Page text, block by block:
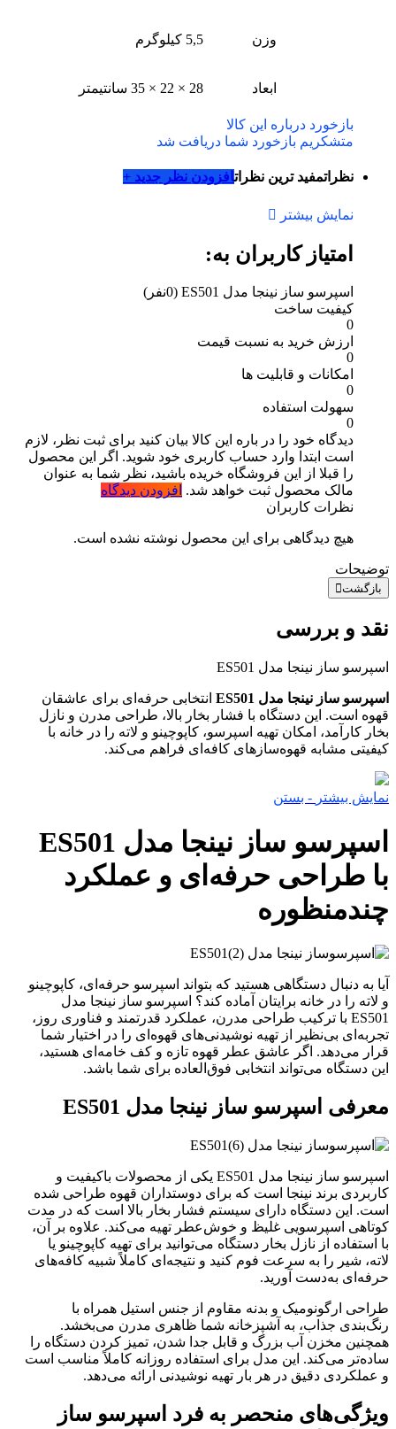
وزن 5,5 کیلوگرم
ابعاد 28 × 22 × 35 سانتیمتر
بازخورد درباره این کالا
متشکریم بازخورد شما دریافت شد
نظراتمفید ترین نظراتافزودن نظر جدید +
نمایش بیشتر
امتیاز کاربران به:
اسپرسو ساز نینجا مدل ES501
(0نفر)
کیفیت ساخت
0
ارزش خرید به نسبت قیمت
0
امکانات و قابلیت ها
0
سهولت استفاده
0
دیدگاه خود را در باره این کالا بیان کنید برای ثبت نظر، لازم
است ابتدا وارد حساب کاربری خود شوید. اگر این محصول
را قبلا از این فروشگاه خریده باشید، نظر شما به عنوان
مالک محصول ثبت خواهد شد. افزودن دیدگاه
نظرات کاربران
هیچ دیدگاهی برای این محصول نوشته نشده است.
توضیحات
بازگشت
نقد و بررسی
اسپرسو ساز نینجا مدل ES501
اسپرسو ساز نینجا مدل ES501
انتخابی حرفه‌ای برای عاشقان
قهوه است. این دستگاه با فشار بخار بالا، طراحی مدرن و نازل
بخار کارآمد، امکان تهیه اسپرسو، کاپوچینو و لاته را در خانه با
کیفیتی مشابه قهوه‌سازهای کافه‌ای فراهم می‌کند.
نمایش بیشتر - بستن
اسپرسو ساز نینجا مدل ES501
با طراحی حرفه‌ای و عملکرد
چندمنظوره
آیا به دنبال دستگاهی هستید که بتواند اسپرسو حرفه‌ای، کاپوچینو
و لاته را در خانه برایتان آماده کند؟ اسپرسو ساز نینجا مدل
ES501 با ترکیب طراحی مدرن، عملکرد قدرتمند و فناوری روز،
تجربه‌ای بی‌نظیر از تهیه نوشیدنی‌های قهوه‌ای را در اختیار شما
قرار می‌دهد. اگر عاشق عطر قهوه تازه و کف خامه‌ای هستید،
این دستگاه می‌تواند انتخابی فوق‌العاده برای شما باشد.
معرفی اسپرسو ساز نینجا مدل ES501
اسپرسو ساز نینجا مدل ES501 یکی از محصولات باکیفیت و
کاربردی برند نینجا است که برای دوستداران قهوه طراحی شده
است. این دستگاه دارای سیستم فشار بخار بالا است که در مدت
کوتاهی اسپرسویی غلیظ و خوش‌عطر تهیه می‌کند. علاوه بر آن،
با استفاده از نازل بخار دستگاه می‌توانید برای تهیه کاپوچینو یا
لاته، شیر را به سرعت فوم کنید و نتیجه‌ای کاملاً شبیه کافه‌های
حرفه‌ای به‌دست آورید.
طراحی ارگونومیک و بدنه مقاوم از جنس استیل همراه با
رنگ‌بندی جذاب، به آشپزخانه شما ظاهری مدرن می‌بخشد.
همچنین مخزن آب بزرگ و قابل جدا شدن، تمیز کردن دستگاه را
ساده‌تر می‌کند. این مدل برای استفاده روزانه کاملاً مناسب است
و عملکردی دقیق در هر بار تهیه نوشیدنی ارائه می‌دهد.
ویژگی‌های منحصر به فرد اسپرسو ساز